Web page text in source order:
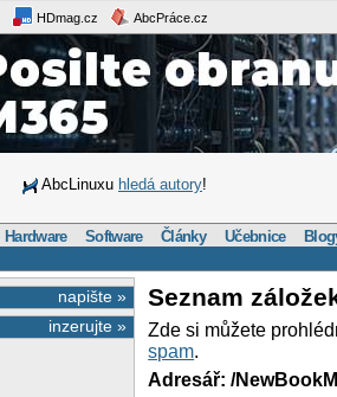
HDmag.cz AbcPráce.cz
AbcLinuxu hledá autory!
Hardware Software Články Učebnice
napište »
inzerujte »
Seznam
Zde si můžete
spam.
Adresář: /